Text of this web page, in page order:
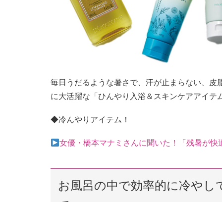
毎日うだるような暑さで、汗が止まらない、
に大活躍な「ひんやり入浴＆スキンケアアイテ
◆冷んやりアイテム！
女優・橋本マナミさんに聞いた！「残暑が
お風呂の中で効率的に冷や